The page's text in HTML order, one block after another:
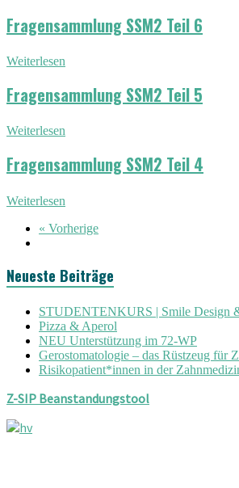
Fragensammlung SSM2 Teil 6
Weiterlesen
Fragensammlung SSM2 Teil 5
Weiterlesen
Fragensammlung SSM2 Teil 4
Weiterlesen
« Vorherige
Neueste Beiträge
STUDENTENKURS | Smile Design
Pizza & Aperol
NEU Unterstützung im 72-WP
Gerostomatologie – das Rüstzeug für
Risikopatient*innen in der
Z-SIP Beanstandungstool